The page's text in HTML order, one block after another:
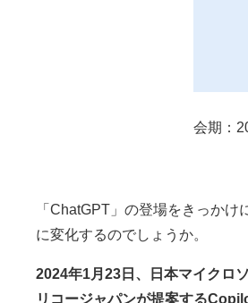
会期：
「ChatGPT」の登場をきっか
に変化するのでしょうか。
2024年1月23日、日本マイクロ
リコージャパンが提案する